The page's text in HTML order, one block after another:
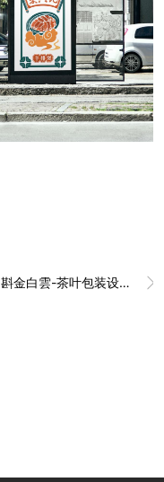

斟金白雲-茶叶包装设计案例复盘